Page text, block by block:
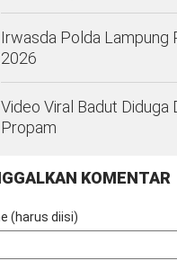
Irwasda Polda Lampung
2026
Video Viral Badut Diduga
Propam
KOMENTAR
(harus diisi)